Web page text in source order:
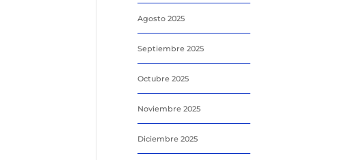
Agosto 2025
Septiembre 2025
Octubre 2025
Noviembre 2025
Diciembre 2025